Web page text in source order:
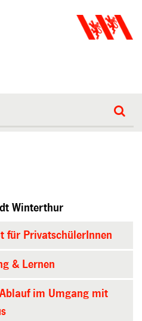
Winterthur
für PrivatschülerInnen
& Lernen
im Umgang mit